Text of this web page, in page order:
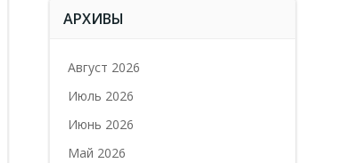
АРХИВЫ
Август 2026
Июль 2026
Июнь 2026
Май 2026